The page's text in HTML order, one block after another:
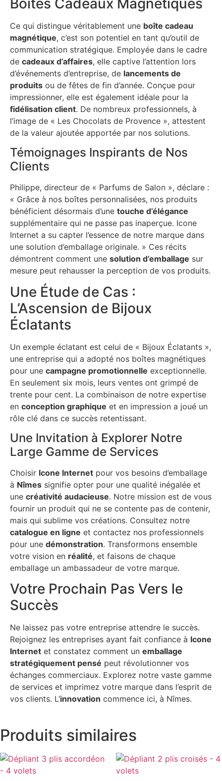
Ce qui distingue véritablement une boîte cadeau
magnétique, c’est son potentiel en tant qu’outil de
communication stratégique. Employée dans le cadre
de cadeaux d’affaires, elle captive l’attention lors
d’événements d’entreprise, de lancements de
produits ou de fêtes de fin d’année. Conçue pour
impressionner, elle est également idéale pour la
fidélisation client. De nombreux professionnels, à
l’image de « Les Chocolats de Provence », attestent
de la valeur ajoutée apportée par nos solutions.
Témoignages Inspirants de Nos
Clients
Philippe, directeur de « Parfums de Salon », déclare :
« Grâce à nos boîtes personnalisées, nos produits
bénéficient désormais d’une touche d’élégance
supplémentaire qui ne passe pas inaperçue. Icone
Internet a su capter l’essence de notre marque dans
une solution d’emballage originale. » Ces récits
démontrent comment une solution d’emballage sur
mesure peut rehausser la perception de vos produits.
Une Étude de Cas :
L’Ascension de Bijoux
Éclatants
Un exemple éclatant est celui de « Bijoux Éclatants »,
une entreprise qui a adopté nos boîtes magnétiques
pour une campagne promotionnelle exceptionnelle.
En seulement six mois, leurs ventes ont grimpé de
trente pour cent. La combinaison de notre expertise
en conception graphique et en impression a joué un
rôle clé dans ce succès retentissant.
Une Invitation à Explorer Notre
Large Gamme de Services
Choisir Icone Internet pour vos besoins d’emballage
à Nîmes signifie opter pour une qualité inégalée et
une créativité audacieuse. Notre mission est de vous
fournir un produit qui ne se contente pas de contenir,
mais qui sublime vos créations. Consultez notre
catalogue en ligne et contactez nos professionnels
pour une démonstration. Transformons ensemble
votre vision en réalité, et faisons de chaque
emballage un ambassadeur de votre marque.
Votre Prochain Pas Vers le
Succès
Ne laissez pas votre entreprise attendre le succès.
Rejoignez les entreprises ayant fait confiance à Icone
Internet et constatez comment un emballage
stratégiquement pensé peut révolutionner vos
échanges commerciaux. Explorez notre vaste gamme
de services et imprimez votre marque dans l’esprit de
vos clients. L’innovation commence ici, à Nîmes.
Produits similaires